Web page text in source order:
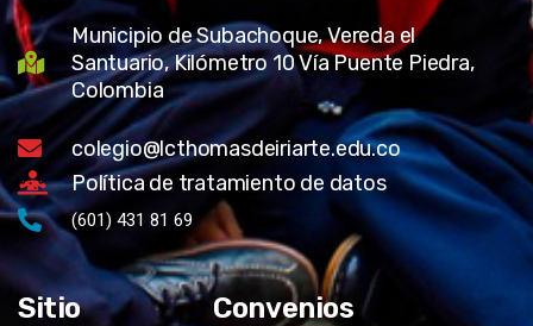
Municipio de Subachoque, Vereda el
Santuario, Kilómetro 10 Vía Puente Piedra,
Colombia
colegio@lcthomasdeiriarte.edu.co
Política de tratamiento de datos
(601) 431 81 69
Sitio Convenios